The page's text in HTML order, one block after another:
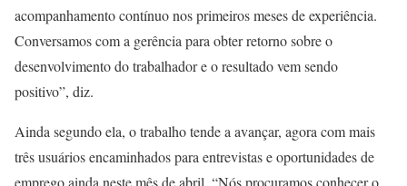
acompanhamento contínuo nos primeiros meses de experiência.
Conversamos com a gerência para obter retorno sobre o
desenvolvimento do trabalhador e o resultado vem sendo
positivo”, diz.
Ainda segundo ela, o trabalho tende a avançar, agora com mais
três usuários encaminhados para entrevistas e oportunidades de
emprego ainda neste mês de abril. “Nós procuramos conhecer o